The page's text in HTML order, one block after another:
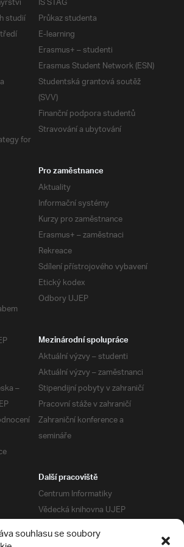
souhlasu se soubory
studií
Průkaz studenta
E-learning
Erasmus+ – studenti
Erasmus Student Network (ESN)
Studentská grantová soutěž
(SVV)
Finanční podpora studentů
Stravování a ubytování
for
Pro zaměstnance
Aktuality
Informační systémy
Kurzy pro zaměstnance
Erasmus+ – zaměstnaci
Rekreace
Sdílení přístrojového vybavení
Etický kodex
Odbory UJEP
–
Mezinárodní spolupráce
Aktuální výzvy – studenti
Aktuální výzvy – zaměstnanci
Stipendijní pobyty v zahraničí
Pracovní stáže v zahraničí
Zahraniční konference a
semináře
Další pracoviště
Centrum Informatiky
Vědecká knihovna UJEP
Správa kolejí a menz
Univerzitní centrum podpory